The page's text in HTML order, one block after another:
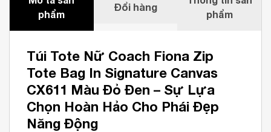
phẩm
Đổi hàng
phẩm
Túi Tote Nữ Coach Fiona Zip
Tote Bag In Signature Canvas
CX611 Màu Đỏ Đen – Sự Lựa
Chọn Hoàn Hảo Cho Phái Đẹp
Năng Động